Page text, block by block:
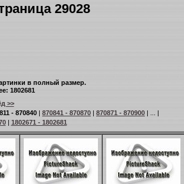
29028
в полный размер.
1802681
>>
- 870840 | 870841 - 870870 | 870871 - 870900 | ... |
| 1802671 - 1802681